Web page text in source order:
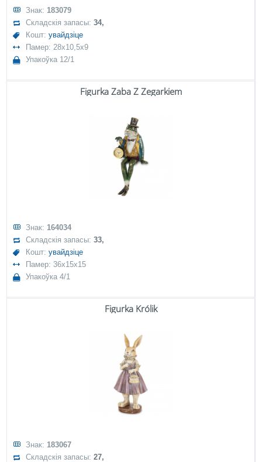
Знак: 183079
Складскія запасы:34,
Кошт:увайдзіце
Памер: 28x10,5x9
Упакоўка 12/1
Figurka Żaba Z Zegarkiem
Знак: 164034
Складскія запасы:33,
Кошт:увайдзіце
Памер: 36x15x15
Упакоўка 4/1
Figurka Królik
Знак: 183067
Складскія запасы:27,